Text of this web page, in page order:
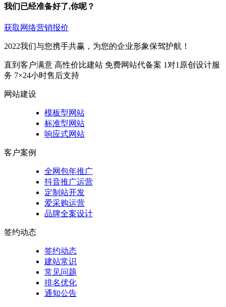
我们已经准备好了,你呢？
获取网络营销报价
2022我们与您携手共赢，为您的企业形象保驾护航！
直到客户满意 高性价比建站 免费网站代备案 1对1原创设计服
务 7×24小时售后支持
网站建设
模板型网站
标准型网站
响应式网站
客户案例
全网包年推广
抖音推广运营
定制站开发
爱采购运营
品牌全案设计
签约动态
签约动态
建站常识
常见问题
排名优化
通知公告